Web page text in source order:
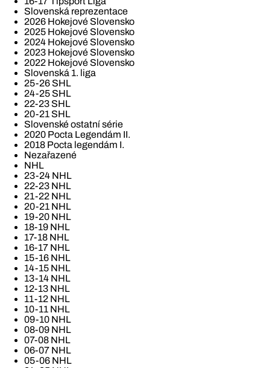
Slovenská reprezentace
2026 Hokejové Slovensko
2025 Hokejové Slovensko
2024 Hokejové Slovensko
2023 Hokejové Slovensko
2022 Hokejové Slovensko
Slovenská 1. liga
25-26 SHL
24-25 SHL
22-23 SHL
20-21 SHL
Slovenské ostatní série
2020 Pocta Legendám II.
2018 Pocta legendám I.
Nezařazené
NHL
23-24 NHL
22-23 NHL
21-22 NHL
20-21 NHL
19-20 NHL
18-19 NHL
17-18 NHL
16-17 NHL
15-16 NHL
14-15 NHL
13-14 NHL
12-13 NHL
11-12 NHL
10-11 NHL
09-10 NHL
08-09 NHL
07-08 NHL
06-07 NHL
05-06 NHL